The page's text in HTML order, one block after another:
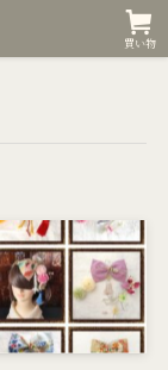
買い物